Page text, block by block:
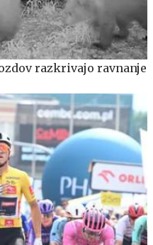
razkrivajo ravnanje